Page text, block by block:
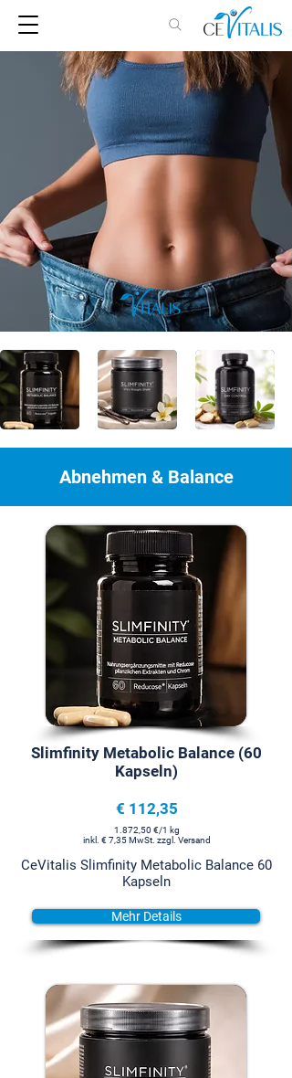
Abnehmen & Balance
Slimfinity Metabolic Balance (60
Kapseln)
€ 112,35
1.872,50 €/1 kg
inkl. € 7,35 MwSt. zzgl. Versand
CeVitalis Slimfinity Metabolic Balance 60
Kapseln
Mehr Details